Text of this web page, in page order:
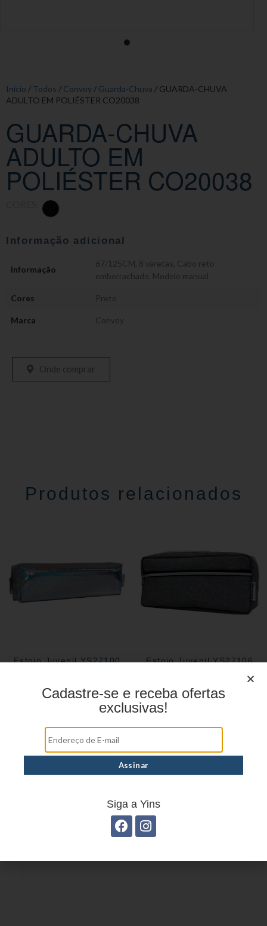
Início / Todos / Convoy / Guarda-Chuva / GUARDA-CHUVA
ADULTO EM POLIÉSTER CO20038
GUARDA-CHUVA
ADULTO EM
POLIÉSTER CO20038
Informação adicional
Informação
67/125CM 8 varetas Cabo reto
emborrachado Modelo manual
Cores Preto
Marca Convoy
Onde comprar
Produtos relacionados
Estojo Juvenil YS27100 Estojo Juvenil YS27106
Mochila Linha Casual
Mochila linha casual
Cadastre-se e receba ofertas
exclusivas!
Siga a Yins